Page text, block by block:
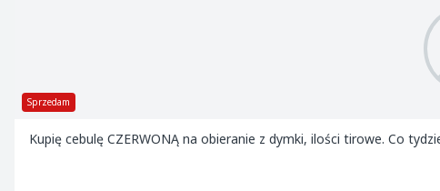
Sprzedam
Kupię cebulę CZERWONĄ na obieranie z dymki, ilości tirowe. Co